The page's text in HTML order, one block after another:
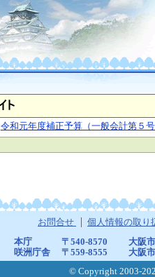
令和元年度補正予算（一般会計第５
お問合せ 個人情報の取り
本庁 〒540-8570
大阪
咲洲庁舎
〒559-8555
大阪
© Copyright 2003-